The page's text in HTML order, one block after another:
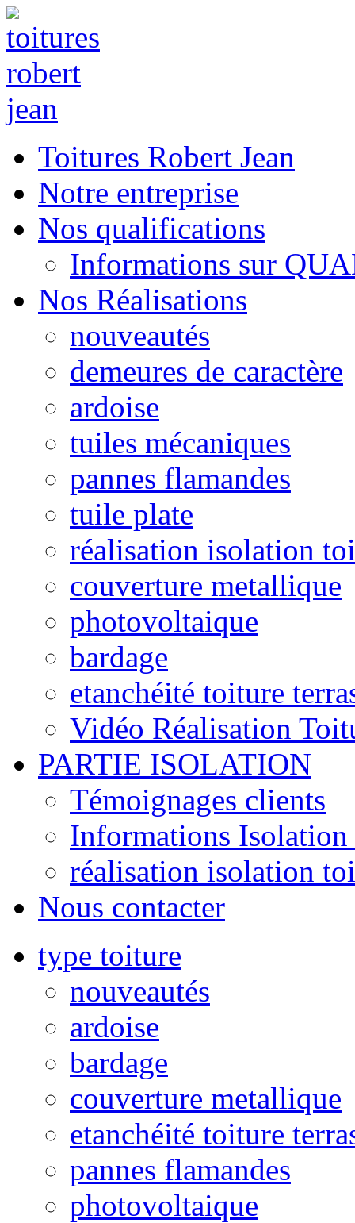
Toitures Robert Jean
Notre entreprise
Nos qualifications
Informations sur
Nos Réalisations
nouveautés
demeures de caractère
ardoise
tuiles mécaniques
pannes flamandes
tuile plate
réalisation isolation
couverture metallique
photovoltaique
bardage
etanchéité toiture
Vidéo Réalisation
PARTIE ISOLATION
Témoignages clients
Informations
réalisation isolation
Nous contacter
type toiture
nouveautés
ardoise
bardage
couverture metallique
etanchéité toiture
pannes flamandes
photovoltaique